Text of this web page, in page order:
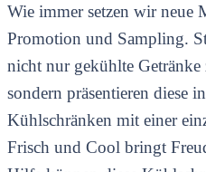
Wie immer setzen wir neue
Promotion und Sampling.
nicht nur gekühlte
sondern präsentieren diese
Kühlschränken mit einer
Frisch und Cool bringt